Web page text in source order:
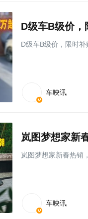
D级车B级价
D级车B级价，限时
车映讯
岚图梦想家新
岚图梦想家新春热销
车映讯